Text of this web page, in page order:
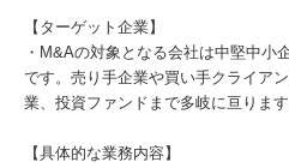
【ターゲット企業】
・M&Aの対象となる会社は中堅中小
です。売り手企業や買い手クライア
業、投資ファンドまで多岐に亘ります
【具体的な業務内容】